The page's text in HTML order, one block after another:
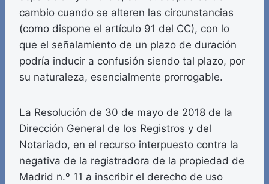
cambio cuando se alteren las circunstancias
(como dispone el artículo 91 del CC), con lo
que el señalamiento de un plazo de duración
podría inducir a confusión siendo tal plazo, por
su naturaleza, esencialmente prorrogable.
La Resolución de 30 de mayo de 2018 de la
Dirección General de los Registros y del
Notariado, en el recurso interpuesto contra la
negativa de la registradora de la propiedad de
Madrid n.º 11 a inscribir el derecho de uso